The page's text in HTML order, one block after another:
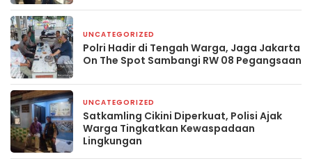
UNCATEGORIZED
Polri Hadir di Tengah Warga, Jaga Jakarta
On The Spot Sambangi RW 08 Pegangsaan
UNCATEGORIZED
Satkamling Cikini Diperkuat, Polisi Ajak
Warga Tingkatkan Kewaspadaan
Lingkungan